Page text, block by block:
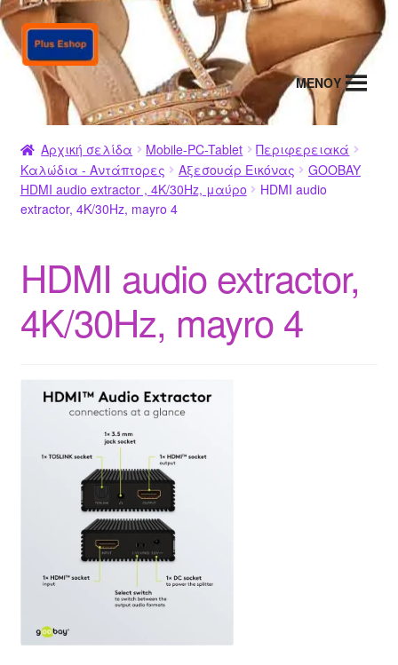
Απευθείας
μετάβαση
στην
πλοήγηση
Μετάβαση
σε
περιεχόμενο
MENΟΥ
Αρχική σελίδα Mobile-PC-Tablet
Περιφερειακά
Καλώδια - Αντάπτορες
Αξεσουάρ Εικόνας
GOOBAY
HDMI audio extractor , 4K/30Hz, μαύρο
HDMI audio
extractor, 4K/30Hz, mayro 4
HDMI audio extractor,
4K/30Hz, mayro 4